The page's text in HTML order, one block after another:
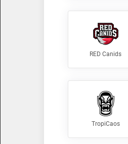
RED Canids
TropiCaos